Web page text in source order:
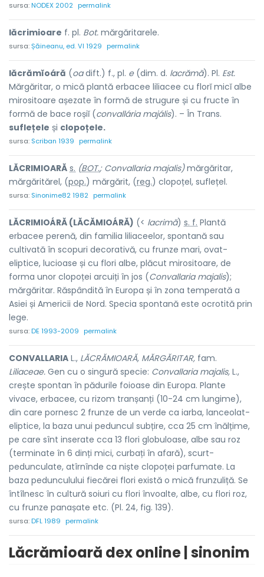
sursa:NODEX 2002 permalink
lăcrimioare f. pl. Bot. mărgăritarele.
sursa:Șăineanu, ed. VI 1929 permalink
lăcrămĭoáră (oadift.) f., pl. e(dim. d. lacrămă). Pl. Est.
Mărgăritar, o mică plantă erbacee liliacee cu florĭ micĭ albe
mirositoare așezate în formă de strugure și cu fructe în
formă de bace roșiĭ (convallária majális). – În Trans.
suflețele și clopoțele.
sursa: Scriban 1939 permalink
LĂCRIMIOARĂ s. (BOT.; Convallaria majalis)mărgăritar,
mărgăritărel, (pop.) mărgărit, (reg.) clopoțel, suflețel.
sursa: Sinonime82 1982 permalink
LĂCRIMIOÁRĂ (LĂCĂMIOÁRĂ) (< lacrimă) s. f. Plantă
erbacee perenă, din familia liliaceelor, spontană sau
cultivată în scopuri decorativă, cu frunze mari, ovat-
eliptice, lucioase și cu flori albe, plăcut mirositoare, de
forma unor clopoței arcuiți în jos (Convallaria majalis);
mărgăritar. Răspândită în Europa și în zona temperată a
Asiei și Americii de Nord. Specia spontană este ocrotită prin
lege.
sursa:DE 1993-2009 permalink
CONVALLARIA L., LĂCRĂMIOARĂ, MĂRGĂRITAR, fam.
Liliaceae. Gen cu o singură specie: Convallaria majalis, L.,
crește spontan în pădurile foioase din Europa. Plante
vivace, erbacee, cu rizom tranșanți (10-24 cm lungime),
din care pornesc 2 frunze de un verde ca iarba, lanceolat-
eliptice, la baza unui peduncul subțire, cca 25 cm înălțime,
pe care sînt inserate cca 13 flori globuloase, albe sau roz
(terminate în 6 dinți mici, curbați în afară), scurt-
pedunculate, atîrnînde ca niște clopoței parfumate. La
baza pedunculului fiecărei flori există o mică frunzuliță. Se
întîlnesc în cultură soiuri cu flori învoalte, albe, cu flori roz,
cu frunze panașate etc. (Pl. 24, fig. 139).
sursa:DFL 1989 permalink
Lăcrămioară dex online | sinonim